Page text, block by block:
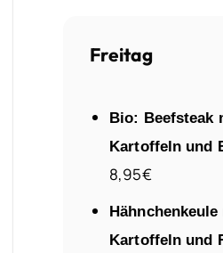
Freitag
Bio: Beefsteak
Kartoffeln und
8,95€
Kartoffeln und